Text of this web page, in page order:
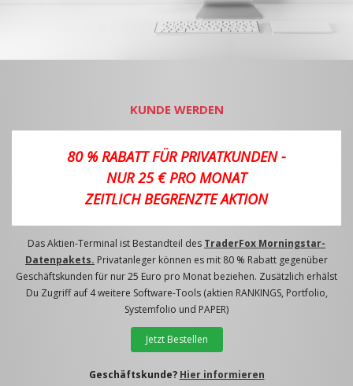
KUNDE WERDEN
80 % RABATT FÜR PRIVATKUNDEN -
NUR 25 € PRO MONAT
ZEITLICH BEGRENZTE AKTION
Das Aktien-Terminal ist Bestandteil des TraderFox Morningstar-
Datenpakets. Privatanleger können es mit 80 % Rabatt gegenüber
Geschäftskunden für nur 25 Euro pro Monat beziehen. Zusätzlich erhälst
Du Zugriff auf 4 weitere Software-Tools (aktien RANKINGS, Portfolio,
Systemfolio und PAPER)
Jetzt Bestellen
Geschäftskunde? Hier informieren